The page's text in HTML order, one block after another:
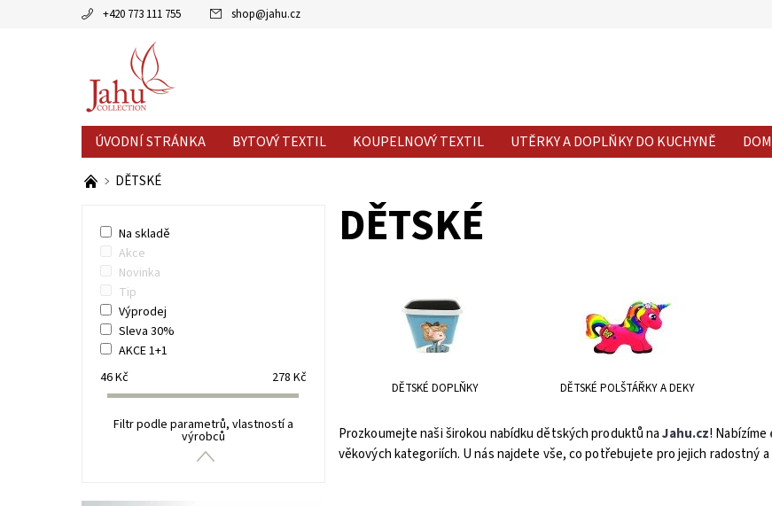
+420 773 111 755 shop@jahu.cz
ÚVODNÍ STRÁNKA BYTOVÝ TEXTIL KOUPELNOVÝ TEXTIL UTĚRKY A DOPLŇKY DO KUCHYNĚ
AKCE MĚSÍCE
DĚTSKÉ
DĚTSKÉ
DĚTSKÉ DOPLŇKY DĚTSKÉ POLŠTÁŘKY A DEKY
Prozkoumejte naši širokou nabídku dětských produktů naJahu.cz! Nabízíme
věkových kategoriích. U nás najdete vše, co potřebujete pro jejich radostný a
Na skladě
Akce
Novinka
Tip
Výprodej
Sleva 30%
AKCE 1+1
46Kč 278 Kč
Filtr podle parametrů, vlastností a
výrobců